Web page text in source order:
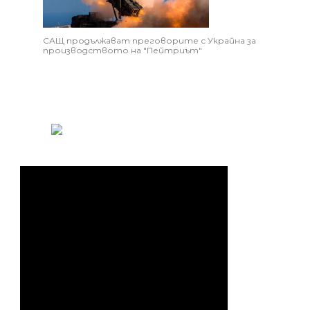
САЩ продължават преговорите с Украйна за
производството на "Пейтриът"